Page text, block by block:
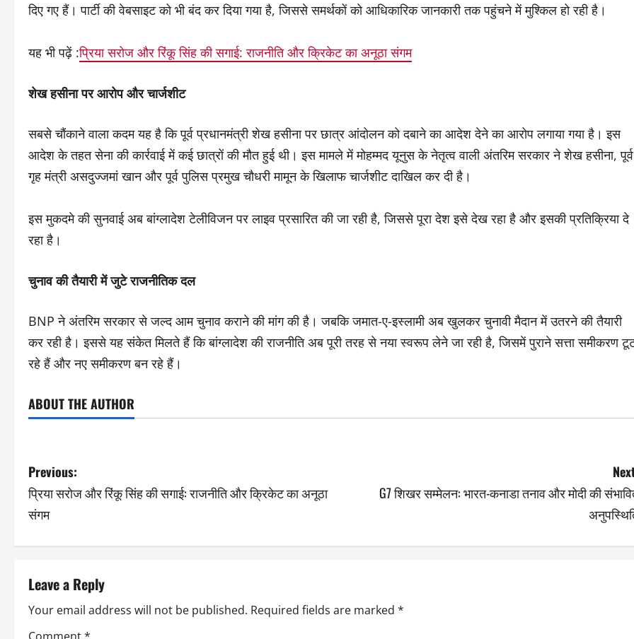
दिए गए हैं। पार्टी की वेबसाइट को भी बंद कर दिया गया है, जिससे समर्थकों को आधिकारिक जानकारी तक पहुंचने में मुश्किल हो रही है।
यह भी पढ़ें :प्रिया सरोज और रिंकू सिंह की सगाई: राजनीति और क्रिकेट का अनूठा संगम
शेख हसीना पर आरोप और चार्जशीट
सबसे चौंकाने वाला कदम यह है कि पूर्व प्रधानमंत्री शेख हसीना पर छात्र आंदोलन को दबाने का आदेश देने का आरोप लगाया गया है। इस
आदेश के तहत सेना की कार्रवाई में कई छात्रों की मौत हुई थी। इस मामले में मोहम्मद यूनुस के नेतृत्व वाली अंतरिम सरकार ने शेख हसीना, पूर्व
गृह मंत्री असदुज्जमां खान और पूर्व पुलिस प्रमुख चौधरी मामून के खिलाफ चार्जशीट दाखिल कर दी है।
इस मुकदमे की सुनवाई अब बांग्लादेश टेलीविजन पर लाइव प्रसारित की जा रही है, जिससे पूरा देश इसे देख रहा है और इसकी प्रतिक्रिया दे
रहा है।
चुनाव की तैयारी में जुटे राजनीतिक दल
BNP ने अंतरिम सरकार से जल्द आम चुनाव कराने की मांग की है। जबकि जमात-ए-इस्लामी अब खुलकर चुनावी मैदान में उतरने की तैयारी
कर रही है। इससे यह संकेत मिलते हैं कि बांग्लादेश की राजनीति अब पूरी तरह से नया स्वरूप लेने जा रही है, जिसमें पुराने सत्ता समीकरण
रहे हैं और नए समीकरण बन रहे हैं।
ABOUT THE AUTHOR
Previous:
प्रिया सरोज और रिंकू सिंह की सगाई: राजनीति और क्रिकेट का अनूठा
संगम
G7 शिखर सम्मेलन: भारत-कनाडा तनाव और मोदी की
Leave a Reply
Your email address will not be published. Required fields are marked *